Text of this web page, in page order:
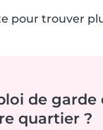
pour trouver
de garde
quartier ?